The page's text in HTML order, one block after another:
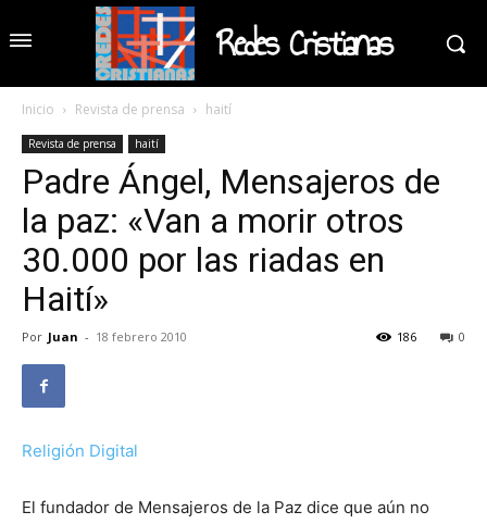
Redes Cristianas
Inicio Revista de prensa haití
Revista de prensa haití
Padre Ángel, Mensajeros de
la paz: «Van a morir otros
30.000 por las riadas en
Haití»
Por Juan - 18 febrero 2010 0
186
Religión Digital
El fundador de Mensajeros de la Paz dice que aún no